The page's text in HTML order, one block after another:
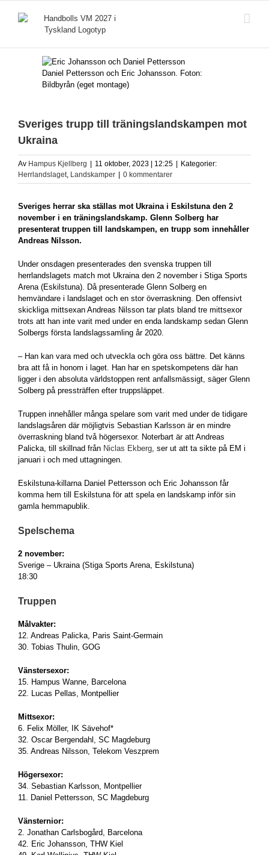
Daniel Pettersson och Eric Johansson. Foton:
Bildbyrån (eget montage)
Sveriges trupp till träningslandskampen mot
Ukraina
Av Hampus Kjellberg 11 oktober, 2023 | 12:25
Kategorier:
Herrlandslaget, Landskamper 0 kommentarer
Sveriges herrar ska ställas mot Ukraina i Eskilstuna den 2
november i en träningslandskamp. Glenn Solberg har
presenterat truppen till landskampen, en trupp som innehåller
Andreas Nilsson.
Under onsdagen presenterades den svenska truppen till
herrlandslagets match mot Ukraina den 2 november i Stiga Sports
Arena (Eskilstuna). Då presenterade Glenn Solberg en
hemvändare i landslaget och en stor överraskning. Den offensivt
skickliga mittsexan Andreas Nilsson tar plats bland tre mittsexor
trots att han inte varit med under en enda landskamp sedan Glenn
Solbergs första landslagssamling år 2020.
– Han kan vara med och utveckla och göra oss bättre. Det känns
bra att få in honom i laget. Han har en spetskompetens där han
ligger i den absoluta världstoppen rent anfallsmässigt, säger Glenn
Solberg på pressträffen efter truppsläppet.
Truppen innehåller många spelare som varit med under de tidigare
landslagsåren där möjligtvis Sebastian Karlsson är en mindre
överraskning bland två högersexor. Noterbart är att Andreas
Palicka, till skillnad från Niclas Ekberg, ser ut att ta sikte på EM i
januari i och med uttagningen.
Eskilstuna-killarna Daniel Pettersson och Eric Johansson får
komma hem till Eskilstuna för att spela en landskamp inför sin
gamla hemmapublik.
Spelschema
2 november:
Sverige – Ukraina (Stiga Sports Arena, Eskilstuna)
18:30
Truppen
Målvakter:
12. Andreas Palicka, Paris Saint-Germain
30. Tobias Thulin, GOG
Vänstersexor:
15. Hampus Wanne, Barcelona
22. Lucas Pellas, Montpellier
Mittsexor:
6. Felix Möller, IK Sävehof*
32. Oscar Bergendahl, SC Magdeburg
35. Andreas Nilsson, Telekom Veszprem
Högersexor:
34. Sebastian Karlsson, Montpellier
11. Daniel Pettersson, SC Magdeburg
Vänsternior:
2. Jonathan Carlsbogård, Barcelona
42. Eric Johansson, THW Kiel